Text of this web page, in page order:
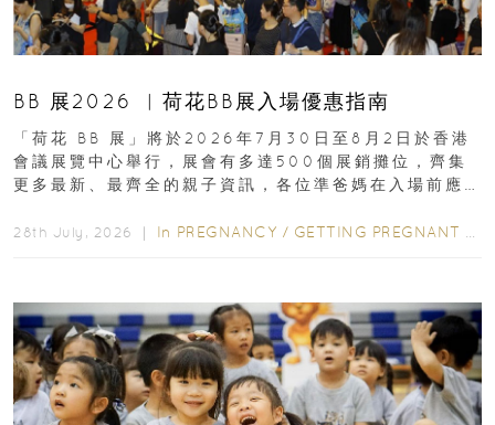
BB 展2026 ︳荷花BB展入場優惠指南
「荷花 BB 展」將於2026年7月30日至8月2日於香港
會議展覽中心舉行，展會有多達500個展銷攤位，齊集
更多最新、最齊全的親子資訊，各位準爸媽在入場前應
28th July, 2026 ｜ In PREGNANCY / GETTING PREGNANT